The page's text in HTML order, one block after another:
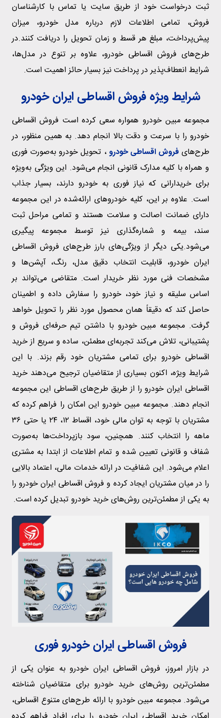
ثبت درخواست خود از طریق سایت یا تماس با کارشناسان
فروش، تمامی اطلاعات لازم درباره مدل خودرو، میزان
پیش‌پرداخت، مبلغ هر قسط و زمان تحویل را دریافت کنند.در
طرح‌های فروش اقساطی خودرو، علاوه بر تنوع در مدل‌ها،
شرایط انعطاف‌پذیر در پرداخت نیز بسیار حائز اهمیت است.
شرایط ویژه فروش اقساطی ایران خودرو
مجموعه مبین خودرو همواره سعی کرده است فروش اقساطی
خودرو را با سرعت و دقت بالا انجام دهد. به همین منظور، در
طرح‌های فروش اقساطی خودرو، تحویل خودرو به‌صورت فوری
و همراه با کلیه مدارک قانونی انجام می‌شود. این ویژگی به‌ویژه
برای خریدارانی که نیاز فوری به خودرو دارند، بسیار جذاب
است. علاوه بر این، کلیه خودروهای ارائه‌شده در این مجموعه
دارای ضمانت اصالت و سلامت هستند و تمامی مراحل ثبت
سند، بیمه و شماره‌گذاری نیز توسط مجموعه پیگیری
می‌شود.یکی دیگر از ویژگی‌های بارز طرح‌های فروش اقساطی
ایران خودرو، قابلیت انتخاب دقیق مدل، رنگ، آپشن‌ها و
مشخصات فنی مورد نظر خریدار است. متقاضی می‌تواند بر
اساس سلیقه و نیاز خود، خودرو را سفارش داده و اطمینان
حاصل کند که دقیقاً همان محصول مورد نظر را تحویل خواهد
گرفت. مجموعه مبین خودرو با داشتن تیم حرفه‌ای فروش و
پشتیبانی، تلاش می‌کند تجربه‌ای مطمئن، ساده و سریع از خرید
اقساطی خودرو برای تمامی مشتریان خود رقم بزند. با این
شرایط ویژه، اکنون بسیاری از متقاضیان ترجیح می‌دهند خرید
اقساطی ایران خودرو را از طریق طرح‌های اقساطی این مجموعه
انجام دهند. مجموعه مبین خودرو این امکان را فراهم کرده که
مشتریان با توجه به توان مالی خود، اقساط ۱۲، ۲۴ یا حتی ۳۶
ماهه را انتخاب کنند. همچنین، سود بازپرداخت‌ها به‌صورت
شفاف و قانونی تعیین شده و تمام اطلاعات از ابتدا به مشتری
اعلام می‌شود. این شفافیت در ارائه خدمات مالی، اعتماد بالایی
را در میان مشتریان ایجاد کرده و فروش اقساطی ایران خودرو را
به یکی از مطمئن‌ترین روش‌های خرید خودرو تبدیل کرده است.
فروش اقساطی ایران خودرو فوری
در بازار امروز، فروش اقساطی ایران خودرو به عنوان یکی از
مطمئن‌ترین روش‌های خرید خودرو برای متقاضیان شناخته
می‌شود. مجموعه مبین خودرو با ارائه طرح‌های متنوع اقساطی،